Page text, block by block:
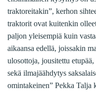
traktoreitakin”, kerhon
traktorit ovat kuitenkin
paljon yleisempiä kuin
aikaansa edellä, joissakin
ulosottoja, jousitettu
sekä ilmajäähdytys
omintakeinen” Pekka Talja